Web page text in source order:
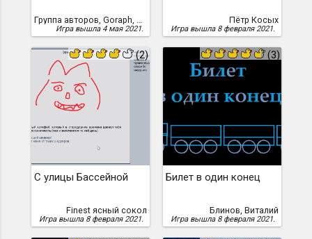
Группа авторов, Goraph, Khaelenmore, techniX, Enola, Айвазян, Артур, yandexx, Добранов, Вячеслав, Косых, Пётр, qwerty, Irremann, Ajenta, Librarian Oak, Zlobot, Ласточкин, Антон, blinovvi, spline1986, Oreolek, Cheshire, Антон Артамонов, Артур Айвазян, hugeping
Игра вышла 4 мая 2021.
Пётр Косых
Игра вышла 8 февраля 2021.
(2)
С улицы Бассейной
Finest ясный сокол
Игра вышла 8 февраля 2021.
(3)
Билет в один конец
Блинов, Виталий
Игра вышла 8 февраля 2021.